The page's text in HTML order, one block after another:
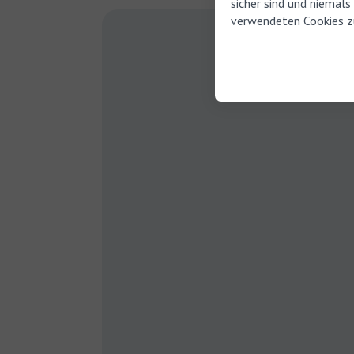
sicher sind und
verwendeten Cookies